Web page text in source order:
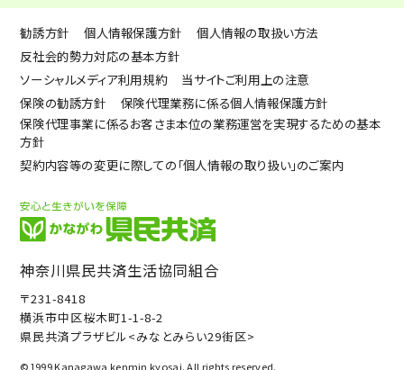
勧誘方針 個人情報保護方針
個人情報の取扱い方法
反社会的勢力対応の基本方針
ソーシャルメディア利用規約
当サイトご利用上の注意
保険の勧誘方針
保険代理業務に係る個人情報保護方針
保険代理事業に係るお客さま本位の業務運営を実現するための基本
方針
契約内容等の変更に際しての「個人情報の取り扱い」のご案内
神奈川県民共済生活協同組合
〒231-8418
横浜市中区桜木町1-1-8-2
県民共済プラザビル<みなとみらい29街区>
©1999 Kanagawa kenmin kyosai. All rights reserved.